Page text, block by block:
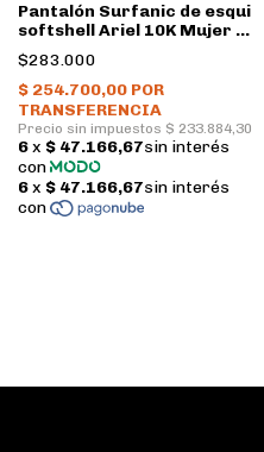
Pantalón Surfanic de esqui
softshell Ariel 10K Mujer •
Black
$283.000